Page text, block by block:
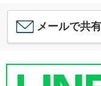
メールで共